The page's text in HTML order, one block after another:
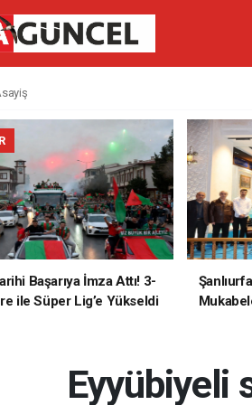
Başarıya İmza Attı! 3-
ile Süper Lig’e Yükseldi
Eyyübiyeli